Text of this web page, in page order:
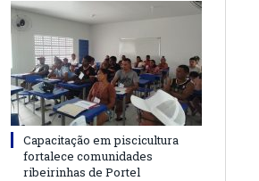
Capacitação em piscicultura
fortalece comunidades
ribeirinhas de Portel